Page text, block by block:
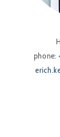
phone: